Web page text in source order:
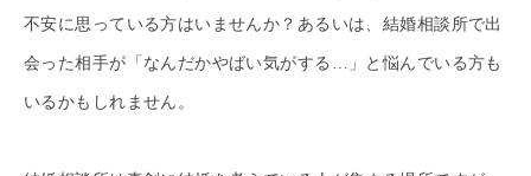
不安に思っている方はいませんか？あるいは、結婚相談所で出
会った相手が「なんだかやばい気がする…」と悩んでいる方も
いるかもしれません。